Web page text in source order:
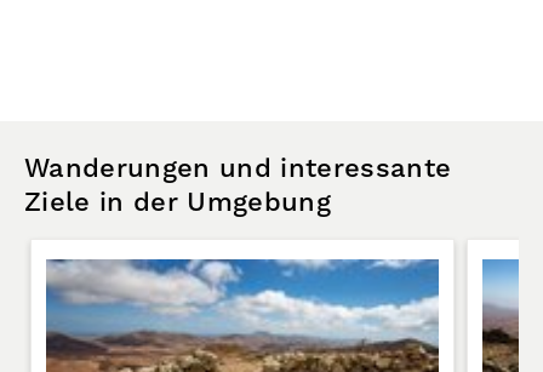
Wanderungen und interessante
Ziele in der Umgebung